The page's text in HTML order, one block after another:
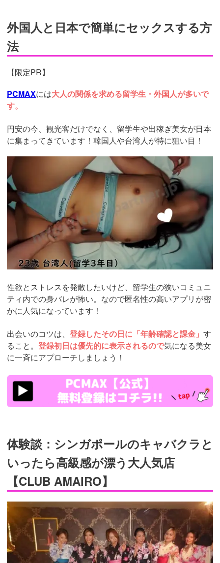
外国人と日本で簡単にセックスする方
法
【限定PR】
PCMAXには大人の関係を求める留学生・外国人が多いで
す。
円安の今、観光客だけでなく、留学生や出稼ぎ美女が日本
に集まってきています！韓国人や台湾人が特に狙い目！
https://pcmax.jp/lp/?
ad_id=rm307152
性欲とストレスを発散したいけど、留学生の狭いコミュニ
ティ内での身バレが怖い。なので匿名性の高いアプリが密
かに人気になっています！
出会いのコツは、 登録したその日に「年齢確認と課金」 す
ること。 登録初日は優先的に表示されるので気になる美女
に一斉にアプローチしましょう！
https://pcmax.jp/lp/?
ad_id=rm307152
体験談：シンガポールのキャバクラと
いったら高級感が漂う大人気店
【CLUB AMAIRO】